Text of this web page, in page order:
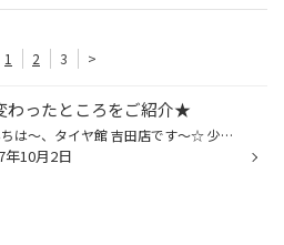
1 2 3 >
ったところをご紹介★
こんちは～、タイヤ館 吉田店です～☆ 少しずつ肌寒くなってまいりましたね～★冬の足音が近づいてきている感じがします～(ToT) つ～こんで内装新たにしましたので、少しずつご紹介・・・ まずこちらはウェイティングコーナー・・・壁面のモニターにはブリヂストン⇔タイヤ館のことがわかるヒストリー...
年10月2日